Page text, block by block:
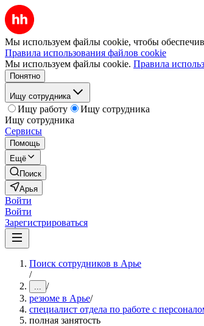
Мы используем файлы cookie, чтобы
Правила использования файлов cookie
Мы используем файлы cookie. Правила
Понятно
Ищу сотрудника
Ищу работу
Ищу сотрудника
Ищу сотрудника
Сервисы
Помощь
Ещё
Поиск
Арья
Войти
Войти
Зарегистрироваться
Поиск сотрудников в Арье
/
... /
резюме в Арье/
специалист отдела по работе с
полная занятость